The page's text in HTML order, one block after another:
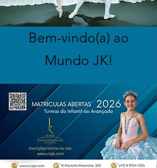
Bem-vindo(a) ao
Mundo JK!